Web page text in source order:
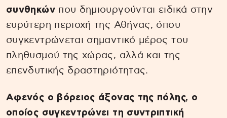
συνθηκώνπου δημιουργούνται ειδικά στην
ευρύτερη περιοχή της Αθήνας, όπου
συγκεντρώνεται σημαντικό μέρος του
πληθυσμού της χώρας, αλλά και της
επενδυτικής δραστηριότητας.
Αφενός ο βόρειος άξονας της πόλης, ο
οποίος συγκεντρώνει τη συντριπτική